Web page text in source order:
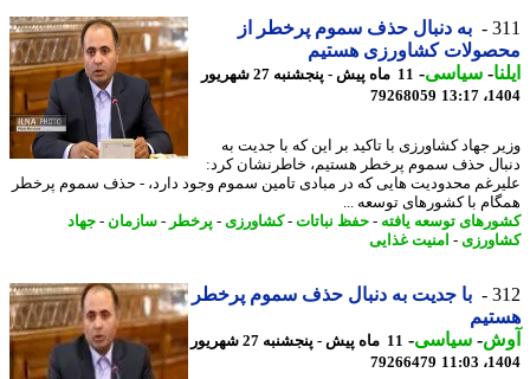
به دنبال حذف سموم پرخطر از
کشاورزی هستیم
-سیاسی-
11 ماه پیش - پنجشنبه 27 شهریور
79268059
جهاد کشاورزی با تاکید بر این که با جدیت به
حذف سموم پرخطر هستیم، خاطرنشان کرد:
محدودیت هایی که در مبادی تامین سموم وجود دارد، - حذف سموم پرخطر
با کشورهای توسعه ...
توسعه یافته -حفظ نباتات-کشاورزی- پرخطر-سازمان -جهاد
- امنیت غذایی
با جدیت به دنبال حذف سموم پرخطر
-سیاسی-
11 ماه پیش - پنجشنبه 27 شهریور
79266479